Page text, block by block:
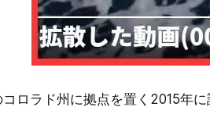
ロラド州に拠点を置く2015年